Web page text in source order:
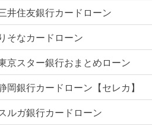
井住友銀行カードローン
りそなカードローン
京スター銀行おまとめローン
岡銀行カードローン【セレカ】
ルガ銀行カードローン